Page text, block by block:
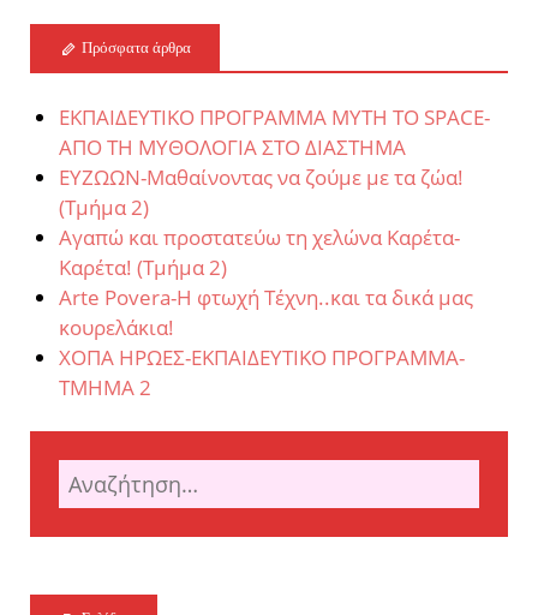
Πρόσφατα άρθρα
ΕΚΠΑΙΔΕΥΤΙΚΟ ΠΡΟΓΡΑΜΜΑ MYTH TO SPACE-
ΑΠΟ ΤΗ ΜΥΘΟΛΟΓΙΑ ΣΤΟ ΔΙΑΣΤΗΜΑ
ΕΥΖΩΩΝ-Μαθαίνοντας να ζούμε με τα ζώα!
(Τμήμα 2)
Αγαπώ και προστατεύω τη χελώνα Καρέτα-
Καρέτα! (Τμήμα 2)
Arte Povera-Η φτωχή Τέχνη..και τα δικά μας
κουρελάκια!
ΧΟΠΑ ΗΡΩΕΣ-ΕΚΠΑΙΔΕΥΤΙΚΟ ΠΡΟΓΡΑΜΜΑ-
ΤΜΗΜΑ 2